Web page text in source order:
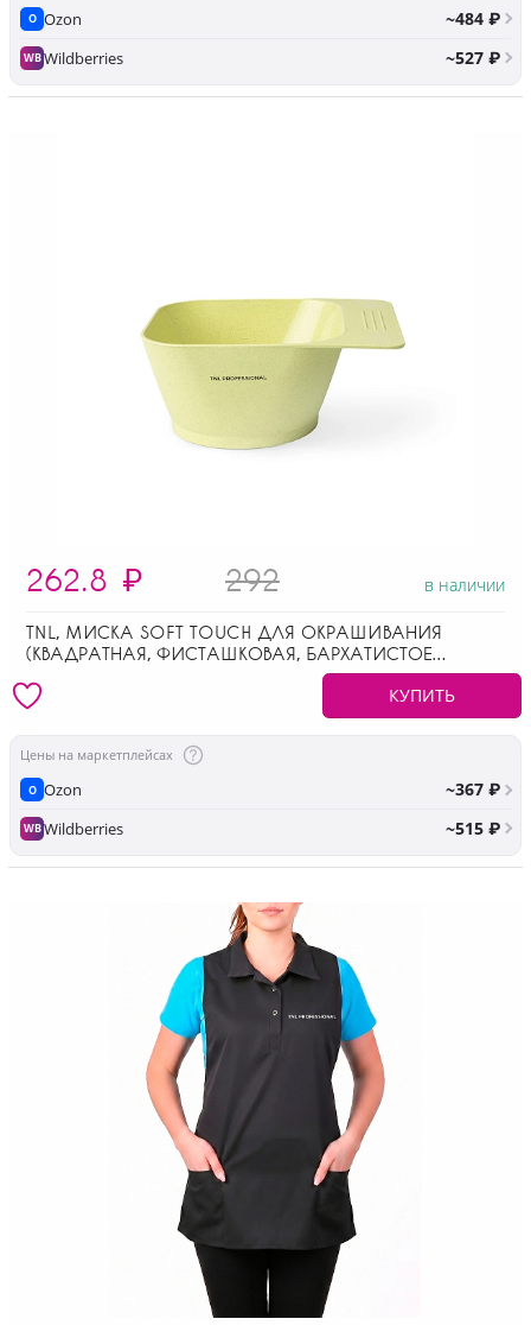
O Ozon ~484 ₽
WBWildberries ~527 ₽
262.8 ₽ 292 в наличии
TNL, МИСКА SOFT TOUCH ДЛЯ ОКРАШИВАНИЯ
(КВАДРАТНАЯ, ФИСТАШКОВАЯ, БАРХАТИСТОЕ
КУПИТЬ
Цены на маркетплейсах
O Ozon ~367 ₽
WBWildberries ~515 ₽